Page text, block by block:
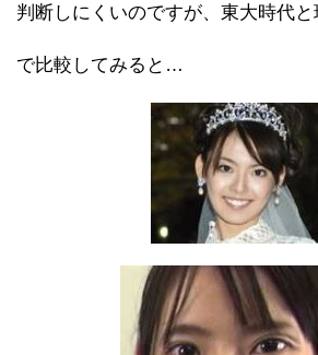
判断しにくいのですが、東大時代と
で比較してみると…